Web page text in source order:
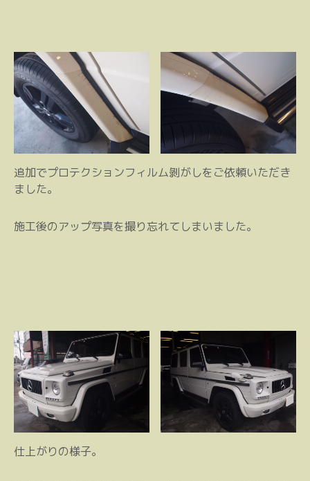
追加でプロテクションフィルム剝がしをご依頼いただき
ました。
施工後のアップ写真を撮り忘れてしまいました。
仕上がりの様子。